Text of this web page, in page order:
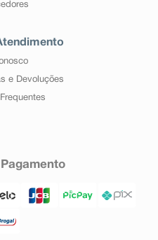
e Devoluções